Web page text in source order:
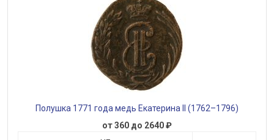
Полушка 1771 года медь Екатерина II (1762–1796)
от 360 до 2640 ₽